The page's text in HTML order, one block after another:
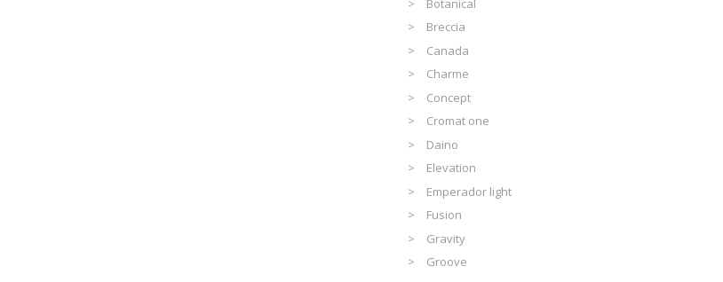
Botanical
Breccia
Canada
Charme
Concept
Cromat one
Daino
Elevation
Emperador light
Fusion
Gravity
Groove